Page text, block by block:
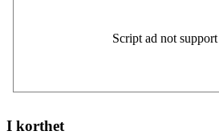
I korthet